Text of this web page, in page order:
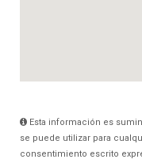
Esta información es
se puede utilizar para
consentimiento escrito